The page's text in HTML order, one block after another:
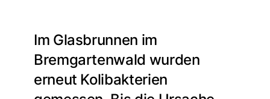
Im Glasbrunnen im
Bremgartenwald wurden
erneut Kolibakterien